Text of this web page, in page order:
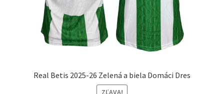
Real Betis 2025-26 Zelená a biela Domáci Dres
ZĽAVA!